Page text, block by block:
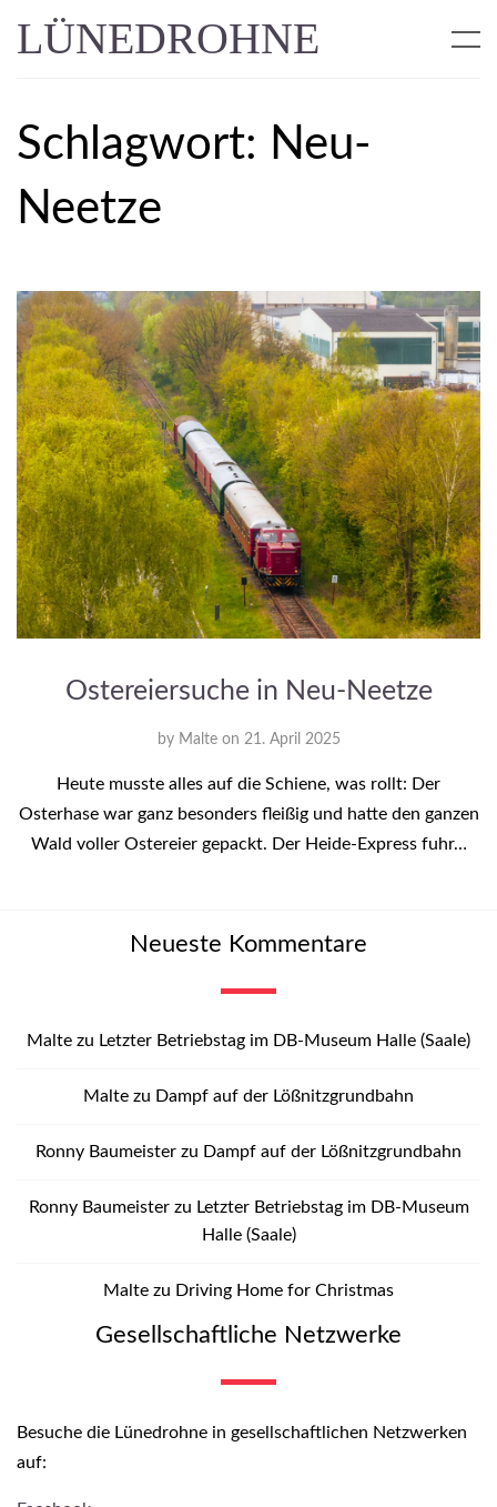
LÜNEDROHNE
Schlagwort: Neu-
Neetze
Ostereiersuche in Neu-Neetze
by Malte on 21. April 2025
Heute musste alles auf die Schiene, was rollt: Der
Osterhase war ganz besonders fleißig und hatte den ganzen
Wald voller Ostereier gepackt. Der Heide-Express fuhr…
Neueste Kommentare
Malte zu Letzter Betriebstag im DB-Museum Halle (Saale)
Malte zu Dampf auf der Lößnitzgrundbahn
Ronny Baumeister zu Dampf auf der Lößnitzgrundbahn
Ronny Baumeisterzu Letzter Betriebstag im DB-Museum
Halle (Saale)
Malte zu Driving Home for Christmas
Gesellschaftliche Netzwerke
Besuche die Lünedrohne in gesellschaftlichen Netzwerken
auf: